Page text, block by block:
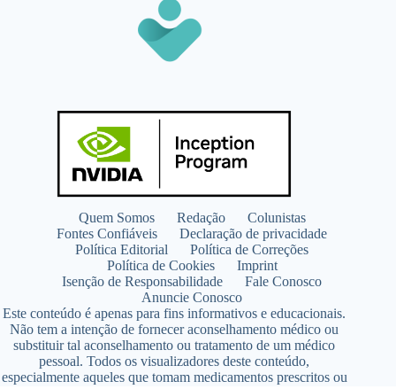
Quem Somos Redação
Colunistas
Fontes Confiáveis
Declaração de privacidade
Política Editorial
Política de Correções
Política de Cookies
Imprint
Isenção de Responsabilidade
Fale Conosco
Anuncie Conosco
Este conteúdo é apenas para fins informativos e educacionais.
Não tem a intenção de fornecer aconselhamento médico ou
substituir tal aconselhamento ou tratamento de um médico
pessoal. Todos os visualizadores deste conteúdo,
especialmente aqueles que tomam medicamentos prescritos ou